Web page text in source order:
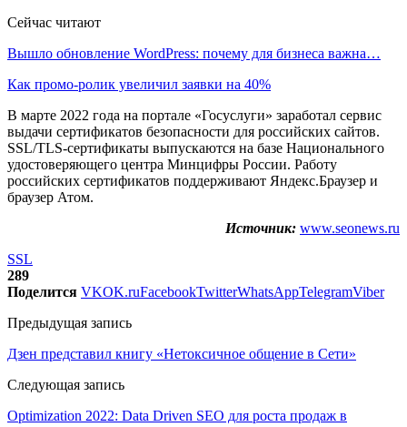
Сейчас читают
Вышло обновление WordPress: почему для бизнеса важна…
Как промо-ролик увеличил заявки на 40%
В марте 2022 года на портале «Госуслуги» заработал сервис
выдачи сертификатов безопасности для российских сайтов.
SSL/TLS-сертификаты выпускаются на базе Национального
удостоверяющего центра Минцифры России. Работу
российских сертификатов поддерживают Яндекс.Браузер и
браузер Атом.
Источник: www.seonews.ru
SSL
289
Поделится VKOK.ruFacebookTwitterWhatsAppTelegramViber
Предыдущая запись
Дзен представил книгу «Нетоксичное общение в Сети»
Следующая запись
Optimization 2022: Data Driven SEO для роста продаж в